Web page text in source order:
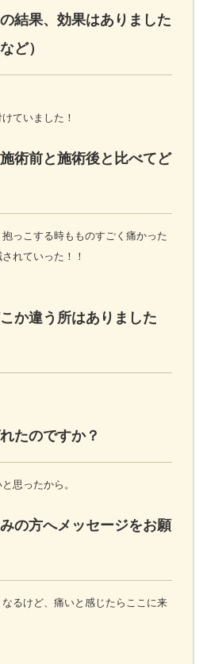
結果、効果はありました
ど）
ていました！
術前と施術後と比べてど
っこする時もものすごく痛かった
れていった！！
か違う所はありました
たのですか？
思ったから。
の方へメッセージをお願
るけど、痛いと感じたらここに来